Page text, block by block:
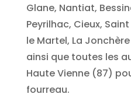
Glane, Nantiat,
Peyrilhac, Cieux,
le Martel, La
ainsi que toutes les
Haute Vienne (87)
fourreau.